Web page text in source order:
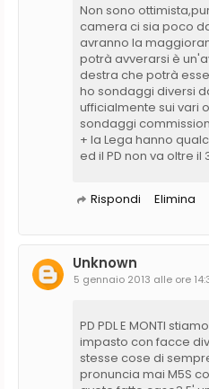
Non sono
camera ci sia poco
avranno la
potrà avverarsi è
destra che potrà
ho sondaggi diversi
ufficialmente sui vari
sondaggi
+ la Lega hanno
ed il PD non va oltre il
Rispondi Elimina
Unknown
5 gennaio 2013 alle ore
PD PDL E MONTI
impasto con facce
stesse cose di
pronuncia mai M5S